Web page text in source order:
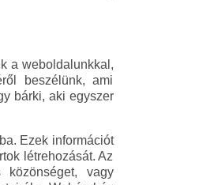
a weboldalunkkal,
beszélünk, ami
bárki, aki egyszer
Ezek információt
létrehozását. Az
vagy